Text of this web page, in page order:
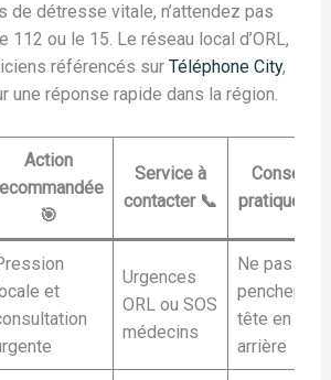
de détresse vitale, n’attendez pas
112 ou le 15. Le réseau local d’ORL,
référencés sur Téléphone City,
une réponse rapide dans la région.
Action
🎯
Service à
contacter 📞
Conseil
pratique 💡
et
Urgences
ORL ou SOS
médecins
Ne pas
pencher la
tête en
arrière